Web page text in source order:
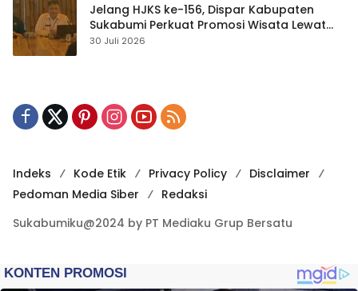
Jelang HJKS ke-156, Dispar Kabupaten
Sukabumi Perkuat Promosi Wisata Lewat
Publikasi Digital
30 Juli 2026
Indeks Kode Etik Privacy Policy
Disclaimer
Pedoman Media Siber
Redaksi
Sukabumiku@2024 by PT Mediaku Grup Bersatu